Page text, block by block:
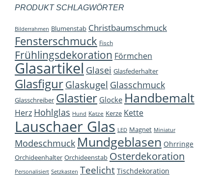
PRODUKT SCHLAGWÖRTER
Bilderrahmen Blumenstab Christbaumschmuck
Fensterschmuck Fisch
Frühlingsdekoration Förmchen
Glasartikel Glasei Glasfederhalter
Glasfigur Glaskugel Glasschmuck
Glasschreiber Glastier Glocke Handbemalt
Herz Hohlglas Hund Katze Kerze Kette
Lauschaer Glas LED Magnet Miniatur
Modeschmuck Mundgeblasen Ohrringe
Orchideenhalter Orchideenstab Osterdekoration
Personalisiert Setzkasten Teelicht Tischdekoration